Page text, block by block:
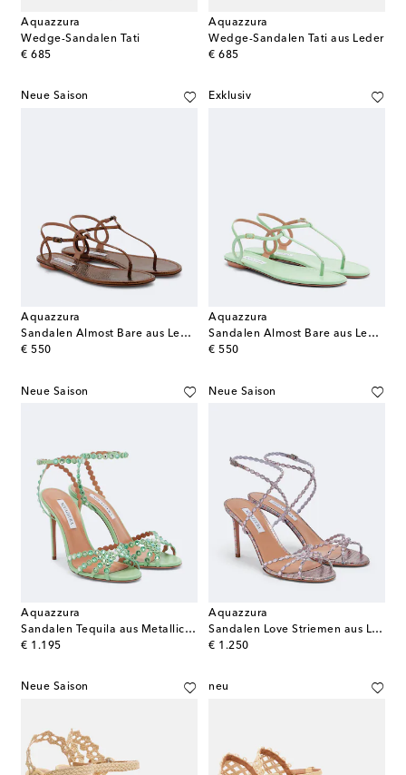
Aquazzura
Wedge-Sandalen Tati
€ 685
original price
Aquazzura
Wedge-Sandalen Tati aus Leder
€ 685
original price
Neue Saison
Aquazzura
Sandalen Almost Bare aus Leder
€ 550
original price
Exklusiv
Aquazzura
Sandalen Almost Bare aus Leder
€ 550
original price
Neue Saison
Aquazzura
Sandalen Tequila aus Metallic-Leder
€ 1.195
original price
Neue Saison
Aquazzura
Sandalen Love Striemen aus Leder
€ 1.250
original price
Neue Saison neu